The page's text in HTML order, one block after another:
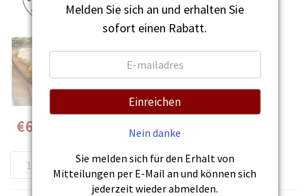
Speciale
prijs
€6,98
IN DEN WARENKORB
Melden Sie sich an und erhalten Sie
sofort einen Rabatt.
Einreichen
Nein danke
Sie melden sich für den Erhalt von
Mitteilungen per E-Mail an und können sich
jederzeit wieder abmelden.